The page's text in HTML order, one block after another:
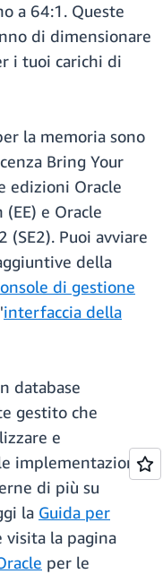
a 64:1. Queste
di dimensionare
i tuoi carichi di
la memoria sono
Bring Your
edizioni Oracle
e Oracle
(SE2). Puoi avviare
della
di gestione
interfaccia della
database
gestito che
e
implementazioni
di più su
la Guida per
visita la pagina
per le